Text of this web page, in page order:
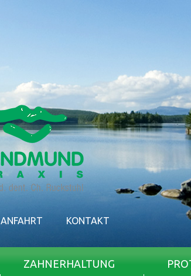
ANFAHRT KONTAKT
ZAHNERHALTUNG